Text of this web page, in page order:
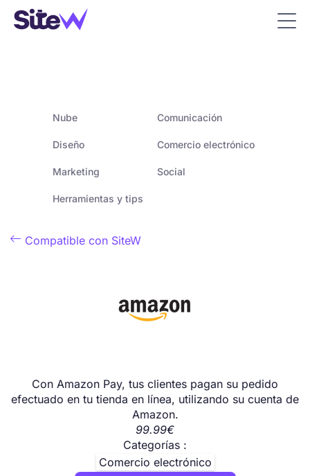
Nube Comunicación
Diseño Comercio electrónico
Marketing Social
Herramientas y tips
 Compatible con SiteW
Con Amazon Pay, tus clientes pagan su pedido
efectuado en tu tienda en línea, utilizando su cuenta de
Amazon.
99.99€
Categorías :
Comercio electrónico